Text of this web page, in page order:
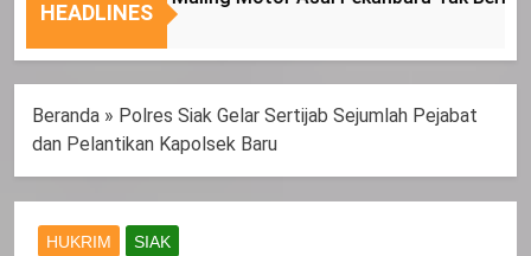
Nasional
Tepat
HEADLINES
Beranda » Polres Siak Gelar Sertijab Sejumlah Pejabat
dan Pelantikan Kapolsek Baru
HUKRIM SIAK